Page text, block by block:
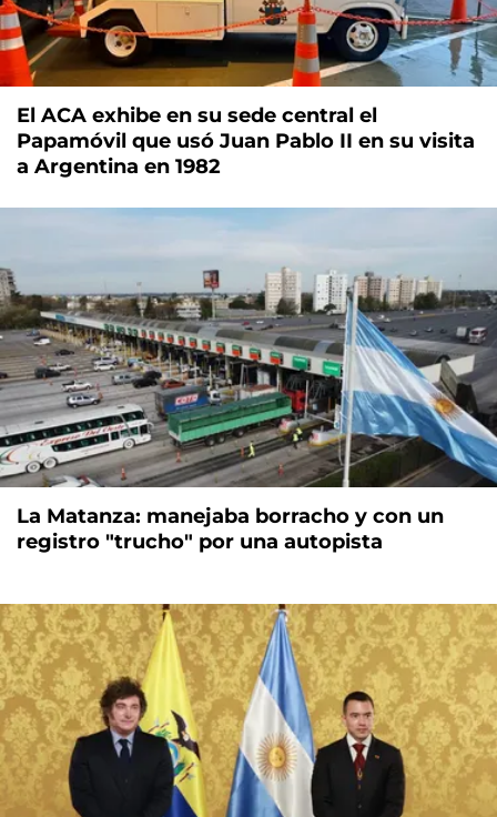
El ACA exhibe en su sede central el
Papamóvil que usó Juan Pablo II en su visita
a Argentina en 1982
La Matanza: manejaba borracho y con un
registro "trucho" por una autopista